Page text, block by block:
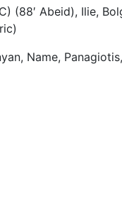
(88′ Abeid), Ilie,
Name,